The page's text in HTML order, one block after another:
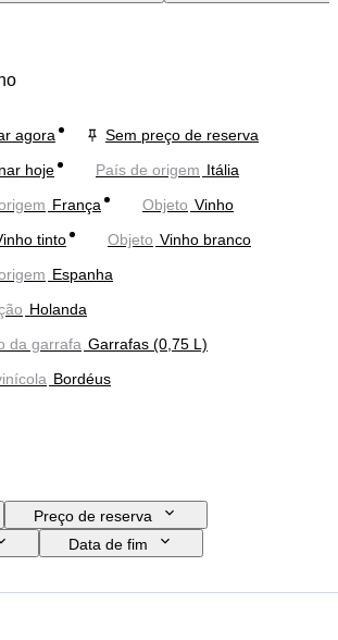
agora
Sem preço de reserva
hoje
País de origem Itália
França Objeto Vinho
tinto Objeto Vinho branco
Espanha
Holanda
da garrafa Garrafas (0,75 L)
Bordéus
Preço de reserva
Data de fim